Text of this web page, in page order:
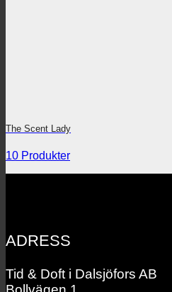
The Scent Lady
10 Produkter
ADRESS
Tid & Doft i Dalsjöfors AB